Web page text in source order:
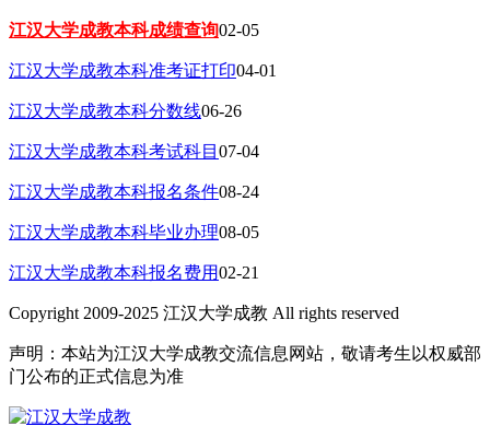
江汉大学成教本科成绩查询02-05
江汉大学成教本科准考证打印04-01
江汉大学成教本科分数线06-26
江汉大学成教本科考试科目 07-04
江汉大学成教本科报名条件08-24
江汉大学成教本科毕业办理08-05
江汉大学成教本科报名费用02-21
Copyright 2009-2025 江汉大学成教 All rights reserved
声明：本站为江汉大学成教交流信息网站，敬请考生以权威部
门公布的正式信息为准